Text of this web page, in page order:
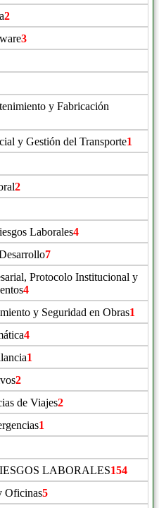
2
3
y Fabricación
y Gestión del Transporte1
2
Laborales4
7
Protocolo Institucional y
4
y Seguridad en Obras1
4
1
2
de Viajes2
1
LABORALES154
Oficinas5